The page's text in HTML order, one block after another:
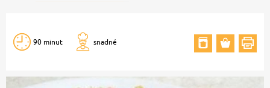
90 minut snadné